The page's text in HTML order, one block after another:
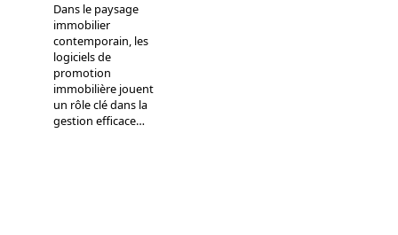
Dans le paysage
immobilier
contemporain, les
logiciels de
promotion
immobilière jouent
un rôle clé dans la
gestion efficace…